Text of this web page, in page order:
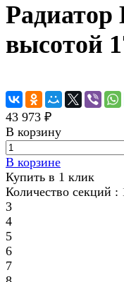
высотой
43 973 ₽
В корзину
В корзине
Купить в 1 клик
Количество секций :
3
4
5
6
7